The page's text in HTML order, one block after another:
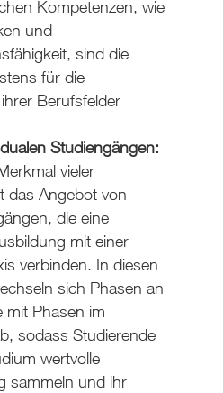
Kompetenzen, wie
und
sind die
für die
Berufsfelder
Studiengängen:
vieler
das Angebot von
die eine
mit einer
verbinden. In diesen
sich Phasen an
mit Phasen im
sodass Studierende
wertvolle
sammeln und ihr